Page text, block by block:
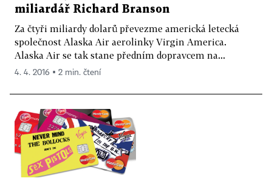
miliardář Richard Branson
Za čtyři miliardy dolarů převezme americká letecká
společnost Alaska Air aerolinky Virgin America.
Alaska Air se tak stane předním dopravcem na...
4. 4. 2016 ▪ 2 min. čtení